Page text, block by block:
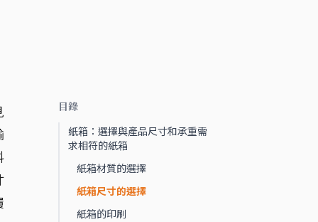
目錄
紙箱：選擇與產品尺寸和承重需
求相符的紙箱
紙箱材質的選擇
紙箱尺寸的選擇
紙箱的印刷